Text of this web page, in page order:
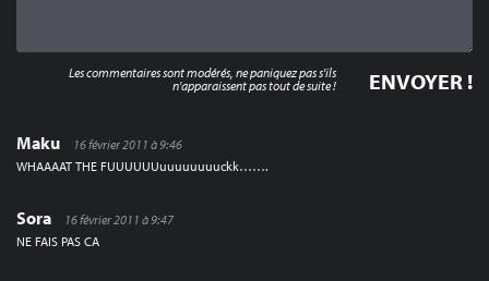
Maku
16 février 2011 à 9:46
WHAAAAT THE FUUUUUUuuuuuuuuckk…….
Sora
16 février 2011 à 9:47
NE FAIS PAS CA
Les commentaires sont modérés, ne paniquez pas s'ils
n'apparaissent pas tout de suite !